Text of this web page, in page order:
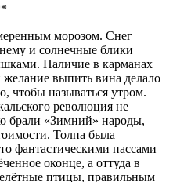
морозом. Снег
и солнечные блики
Наличие в карманах
выпить вина делало
чтобы называться утром.
революция не
брали «Зимний» народы,
Толпа была
фантастическими пассами
оконце, а оттуда в
птицы, правильным